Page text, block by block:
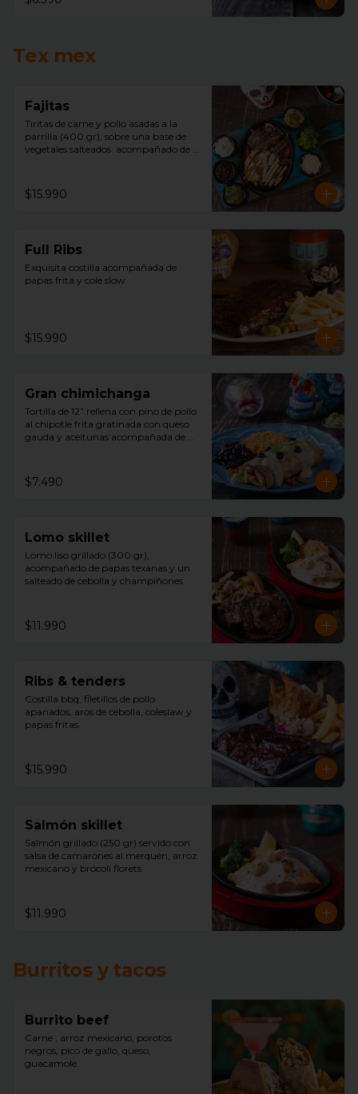
Tex mex
Fajitas
Tiritas de carne y pollo asadas a la
parrilla (400 gr), sobre una base de
vegetales salteados  acompañado de
queso, guacamole y tortillas de trigo.
$15.990
Full Ribs
Exquisita costilla acompañada de
papas frita y cole slow
$15.990
Gran chimichanga
Tortilla de 12” rellena con pino de pollo
al chipotle frita gratinada con queso
gauda y aceitunas acompañada de
$7.490
Lomo skillet
Lomo liso grillado (300 gr),
acompañado de papas texanas y un
salteado de cebolla y champiñones.
$11.990
Ribs & tenders
Costilla bbq, filetillos de pollo
apanados, aros de cebolla, coleslaw y
papas fritas.
$15.990
Salmón skillet
Salmón grillado (250 gr) servido con
salsa de camarones al merquén, arroz
mexicano y brócoli florets.
$11.990
Burritos y tacos
Burrito beef
Carne , arroz mexicano, porotos
negros, pico de gallo, queso,
guacamole.